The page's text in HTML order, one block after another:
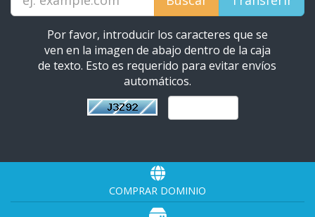
Por favor, introducir los caracteres que se
ven en la imagen de abajo dentro de la caja
de texto. Esto es requerido para evitar envíos
automáticos.
COMPRAR DOMINIO